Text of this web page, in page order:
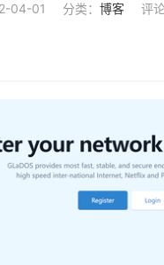
04-01 分类： 博客 评